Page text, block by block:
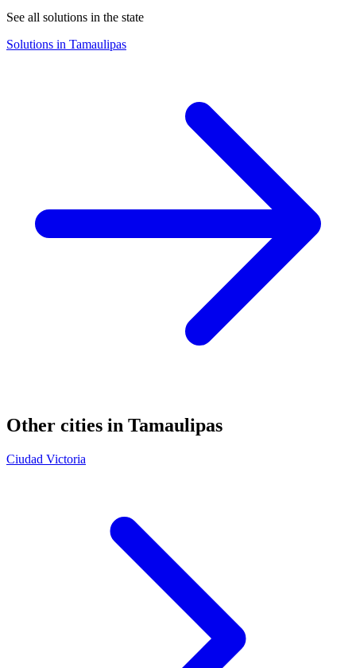
See all solutions in the state
Solutions in Tamaulipas
Other cities in Tamaulipas
Ciudad Victoria